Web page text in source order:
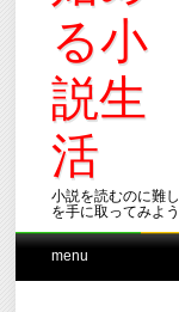
る小
説生
活
小説を読むのに難
を手に取ってみよう
Main
Skip
menu